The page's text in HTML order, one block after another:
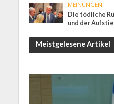
MEINUNGEN
Die tödliche
und der
Meistgelesene Artikel